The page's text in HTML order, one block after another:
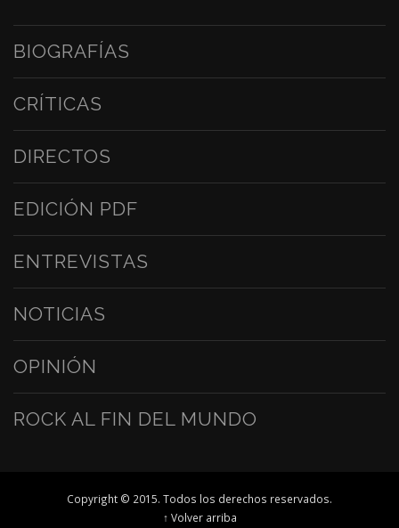
BIOGRAFÍAS
CRÍTICAS
DIRECTOS
EDICIÓN PDF
ENTREVISTAS
NOTICIAS
OPINIÓN
ROCK AL FIN DEL MUNDO
Copyright © 2015. Todos los derechos reservados.
↑ Volver arriba